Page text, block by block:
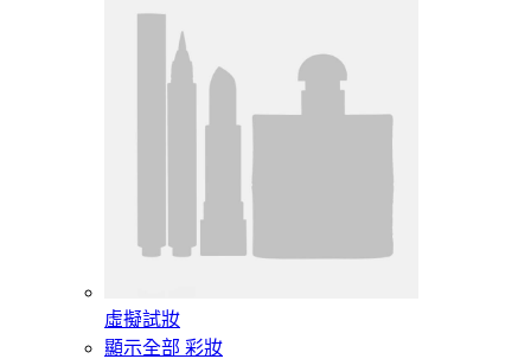
虛擬試妝
顯示全部 彩妝